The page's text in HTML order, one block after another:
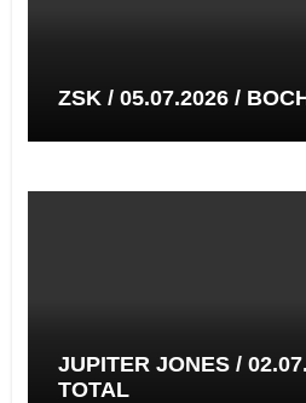
ZSK / 05.07.2026 /
JUPITER JONES /
TOTAL